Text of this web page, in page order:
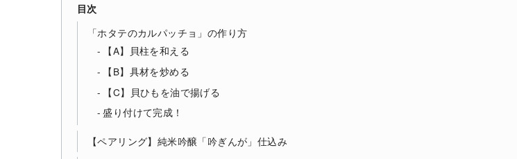
目次
「ホタテのカルパッチョ」の作り方
【A】貝柱を和える
【B】具材を炒める
【C】貝ひもを油で揚げる
盛り付けて完成！
【ペアリング】純米吟醸「吟ぎんが」仕込み